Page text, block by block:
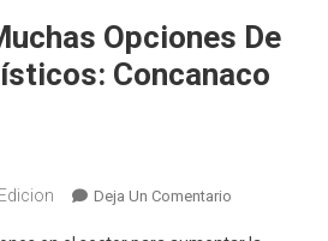
Opciones De
Concanaco
Edicion Deja Un ComentarioEn